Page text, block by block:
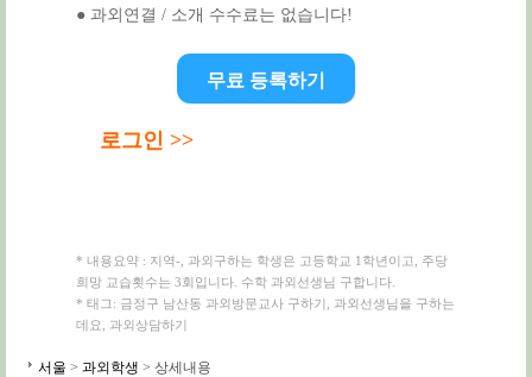
● 과외연결 / 소개 수수료는 없습니다!
무료 등록하기
로그인 >>
* 내용요약 : 지역-, 과외구하는 학생은 고등학교 1학년이고, 주당
희망 교습횟수는 3회입니다. 수학 과외선생님 구합니다.
* 태그: 금정구 남산동 과외방문교사 구하기, 과외선생님을 구하는
데요, 과외상담하기
서울 > 과외학생 > 상세내용